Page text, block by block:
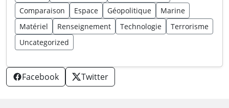
Comparaison
Espace Géopolitique
Marine
Matériel
Renseignement Technologie
Terrorisme
Uncategorized
Facebook Twitter